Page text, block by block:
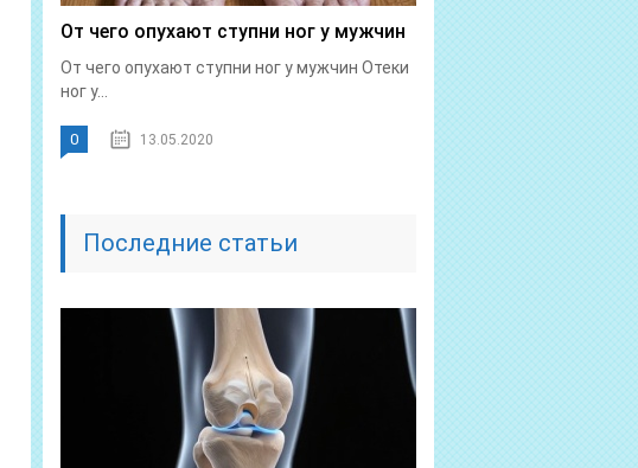
От чего опухают ступни ног у мужчин
От чего опухают ступни ног у мужчин Отеки
ног у...
0 13.05.2020
Последние статьи